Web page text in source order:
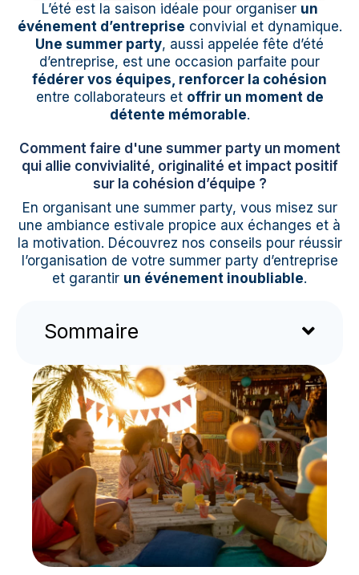
L’été est la saison idéale pour organiser un
événement d’entreprise convivial et dynamique.
Une summer party, aussi appelée fête d’été
d’entreprise, est une occasion parfaite pour
fédérer vos équipes, renforcer la cohésion
entre collaborateurs et offrir un moment de
détente mémorable.
Comment faire d'une summer party un moment
qui allie convivialité, originalité et impact positif
sur la cohésion d’équipe ?
En organisant une summer party, vous misez sur
une ambiance estivale propice aux échanges et à
la motivation. Découvrez nos conseils pour réussir
l’organisation de votre summer party d’entreprise
et garantir un événement inoubliable.
Sommaire